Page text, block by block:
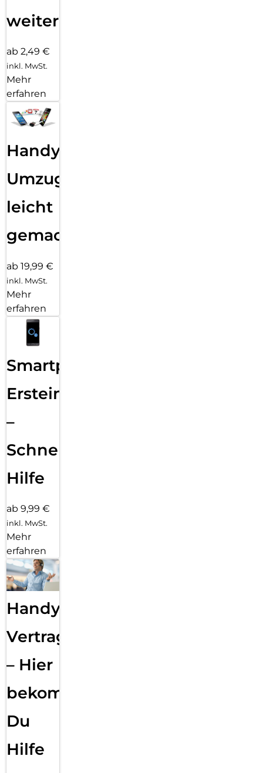
weiter
ab 2,49 €
inkl. MwSt.
Mehr
erfahren
Handy
Umzug
leicht
gemacht!
ab 19,99 €
inkl. MwSt.
Mehr
erfahren
Smartphone
Ersteinrichtung
–
Schnelle
Hilfe
ab 9,99 €
inkl. MwSt.
Mehr
erfahren
Handy
Vertragsabwicklung
– Hier
bekommst
Du
Hilfe